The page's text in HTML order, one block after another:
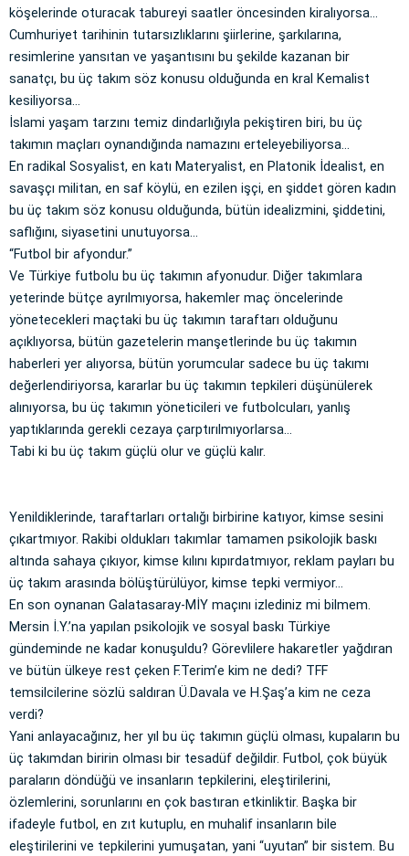
köşelerinde oturacak tabureyi saatler öncesinden kiralıyorsa…
Cumhuriyet tarihinin tutarsızlıklarını şiirlerine, şarkılarına,
resimlerine yansıtan ve yaşantısını bu şekilde kazanan bir
sanatçı, bu üç takım söz konusu olduğunda en kral Kemalist
kesiliyorsa…
İslami yaşam tarzını temiz dindarlığıyla pekiştiren biri, bu üç
takımın maçları oynandığında namazını erteleyebiliyorsa…
En radikal Sosyalist, en katı Materyalist, en Platonik İdealist, en
savaşçı militan, en saf köylü, en ezilen işçi, en şiddet gören kadın
bu üç takım söz konusu olduğunda, bütün idealizmini, şiddetini,
saflığını, siyasetini unutuyorsa…
“Futbol bir afyondur.”
Ve Türkiye futbolu bu üç takımın afyonudur. Diğer takımlara
yeterinde bütçe ayrılmıyorsa, hakemler maç öncelerinde
yönetecekleri maçtaki bu üç takımın taraftarı olduğunu
açıklıyorsa, bütün gazetelerin manşetlerinde bu üç takımın
haberleri yer alıyorsa, bütün yorumcular sadece bu üç takımı
değerlendiriyorsa, kararlar bu üç takımın tepkileri düşünülerek
alınıyorsa, bu üç takımın yöneticileri ve futbolcuları, yanlış
yaptıklarında gerekli cezaya çarptırılmıyorlarsa…
Tabi ki bu üç takım güçlü olur ve güçlü kalır.
Yenildiklerinde, taraftarları ortalığı birbirine katıyor, kimse sesini
çıkartmıyor. Rakibi oldukları takımlar tamamen psikolojik baskı
altında sahaya çıkıyor, kimse kılını kıpırdatmıyor, reklam payları bu
üç takım arasında bölüştürülüyor, kimse tepki vermiyor…
En son oynanan Galatasaray-MİY maçını izlediniz mi bilmem.
Mersin İ.Y.’na yapılan psikolojik ve sosyal baskı Türkiye
gündeminde ne kadar konuşuldu? Görevlilere hakaretler yağdıran
ve bütün ülkeye rest çeken F.Terim’e kim ne dedi? TFF
temsilcilerine sözlü saldıran Ü.Davala ve H.Şaş’a kim ne ceza
verdi?
Yani anlayacağınız, her yıl bu üç takımın güçlü olması, kupaların bu
üç takımdan biririn olması bir tesadüf değildir. Futbol, çok büyük
paraların döndüğü ve insanların tepkilerini, eleştirilerini,
özlemlerini, sorunlarını en çok bastıran etkinliktir. Başka bir
ifadeyle futbol, en zıt kutuplu, en muhalif insanların bile
eleştirilerini ve tepkilerini yumuşatan, yani “uyutan” bir sistem. Bu